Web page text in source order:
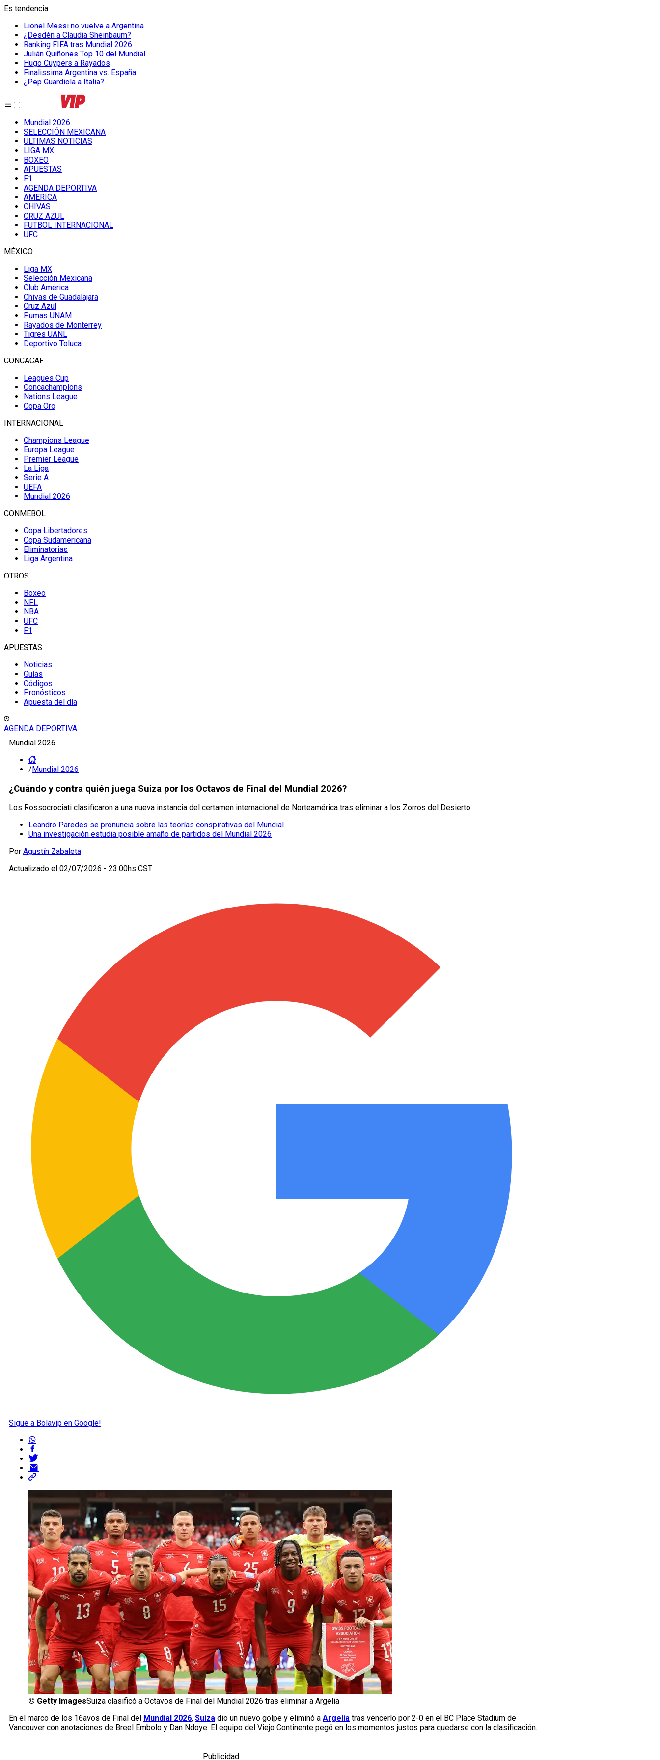
Es tendencia:
Lionel Messi no vuelve a Argentina
¿Desdén a Claudia Sheinbaum?
Ranking FIFA tras Mundial 2026
Julián Quiñones Top 10 del Mundial
Hugo Cuypers a Rayados
Finalissima Argentina vs. España
¿Pep Guardiola a Italia?
Mundial 2026
SELECCIÓN MEXICANA
ULTIMAS NOTICIAS
LIGA MX
BOXEO
APUESTAS
F1
AGENDA DEPORTIVA
AMERICA
CHIVAS
CRUZ AZUL
FUTBOL INTERNACIONAL
UFC
MÉXICO
Liga MX
Selección Mexicana
Club América
Chivas de Guadalajara
Cruz Azul
Pumas UNAM
Rayados de Monterrey
Tigres UANL
Deportivo Toluca
CONCACAF
Leagues Cup
Concachampions
Nations League
Copa Oro
INTERNACIONAL
Champions League
Europa League
Premier League
La Liga
Serie A
UEFA
Mundial 2026
CONMEBOL
Copa Libertadores
Copa Sudamericana
Eliminatorias
Liga Argentina
OTROS
Boxeo
NFL
NBA
UFC
F1
APUESTAS
Noticias
Guías
Códigos
Pronósticos
Apuesta del día
AGENDA DEPORTIVA
Mundial 2026
/Mundial 2026
¿Cuándo y contra quién juega Suiza por los Octavos de Final del Mundial 2026?
Los Rossocrociati clasificaron a una nueva instancia del certamen internacional de Norteamérica tras eliminar a los Zorros del Desierto.
Leandro Paredes se pronuncia sobre las teorías conspirativas del Mundial
Una investigación estudia posible amaño de partidos del Mundial 2026
Por Agustín Zabaleta
Actualizado el 02/07/2026 - 23:00hs CST
Sigue a Bolavip en Google!
© Getty ImagesSuiza clasificó a Octavos de Final del Mundial 2026 tras eliminar a Argelia
En el marco de los 16avos de Final del Mundial 2026, Suiza dio un nuevo golpe y eliminó a Argelia tras vencerlo por 2-0 en el BC Place Stadium de
Vancouver con anotaciones de Breel Embolo y Dan Ndoye. El equipo del Viejo Continente pegó en los momentos justos para quedarse con la clasificación.
Publicidad